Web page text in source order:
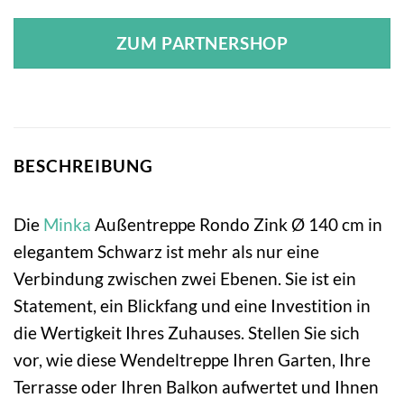
ZUM PARTNERSHOP
BESCHREIBUNG
Die Minka Außentreppe Rondo Zink Ø 140 cm in
elegantem Schwarz ist mehr als nur eine
Verbindung zwischen zwei Ebenen. Sie ist ein
Statement, ein Blickfang und eine Investition in
die Wertigkeit Ihres Zuhauses. Stellen Sie sich
vor, wie diese Wendeltreppe Ihren Garten, Ihre
Terrasse oder Ihren Balkon aufwertet und Ihnen